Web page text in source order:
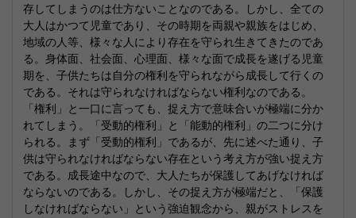
存してしまうのは仕方ないことなのである。しかし、全ての
大人はかつて児童であり、その時期を両親や親族をはじめ、
地域の人等、様々な人により存在を守られ生きてきたのであ
る。身体面、社会面、心理面、様々な面で成長を遂げる児童
期を、子供たちは自分の権利を守られながら成長して行くの
である。それは守られなければならない権利なのである。
「権利」と一口に言っても、捉え方で意味合いが極端に分か
れてしまう。「受動的権利」と「能動的権利」の二つに分け
られる。まず「受動的権利」であるが、先に述べた通り、子
供は守られなければならない存在という考え方が強い捉え方
である。成長途中なので、大人たちが保護してあげなければ
ならないのである。しかし、その捉え方が極端だと、「保護
しなければならない」という強迫観念から、親がストレスを